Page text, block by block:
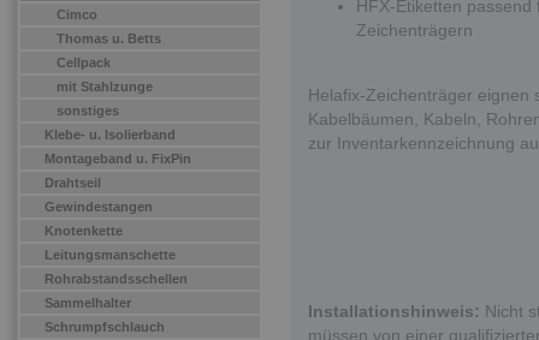
Cimco
Thomas u. Betts
Cellpack
mit Stahlzunge
sonstiges
Klebe- u. Isolierband
Montageband u. FixPin
Drahtseil
Gewindestangen
Knotenkette
Leitungsmanschette
Rohrabstandsschellen
Sammelhalter
Schrumpfschlauch
HFX-Etiketten
Zeichenträgern
Helafix-Zeichenträger eignen
Kabelbäumen, Kabeln,
zur Inventarkennzeichnung
Installationshinweis: Nicht
müssen von einer